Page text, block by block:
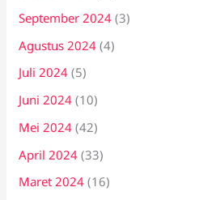
September 2024 (3)
Agustus 2024 (4)
Juli 2024 (5)
Juni 2024 (10)
Mei 2024 (42)
April 2024 (33)
Maret 2024 (16)